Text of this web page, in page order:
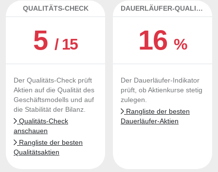
QUALITÄTS-CHECK
5/ 15
Der Qualitäts-Check prüft
Aktien auf die Qualität des
Geschäftsmodells und auf
die Stabilität der Bilanz.
Qualitäts-Check
anschauen
Rangliste der besten
Qualitätsaktien
DAUERLÄUFER-QUALITÄTEN
16%
Der Dauerläufer-Indikator
prüft, ob Aktienkurse stetig
zulegen.
Rangliste der besten
Dauerläufer-Aktien